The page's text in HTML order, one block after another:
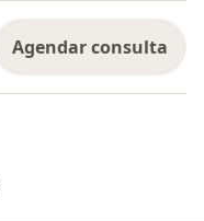
Agendar consulta